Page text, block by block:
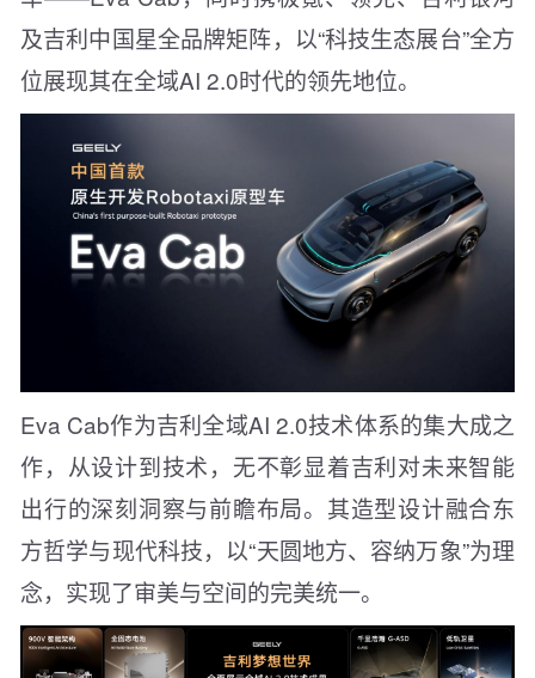
及吉利中国星全品牌矩阵，以“科技生态展台”全方
位展现其在全域AI 2.0时代的领先地位。
Eva Cab作为吉利全域AI 2.0技术体系的集大成之
作，从设计到技术，无不彰显着吉利对未来智能
出行的深刻洞察与前瞻布局。其造型设计融合东
方哲学与现代科技，以“天圆地方、容纳万象”为理
念，实现了审美与空间的完美统一。